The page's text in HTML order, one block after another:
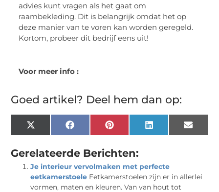
advies kunt vragen als het gaat om
raambekleding. Dit is belangrijk omdat het op
deze manier van te voren kan worden geregeld.
Kortom, probeer dit bedrijf eens uit!
Voor meer info :
Goed artikel? Deel hem dan op:
X
(Twitter)
FacebookPinterestLinkedInEmail
Gerelateerde Berichten:
Je interieur vervolmaken met perfecte
eetkamerstoele Eetkamerstoelen zijn er in allerlei
vormen, maten en kleuren. Van van hout tot